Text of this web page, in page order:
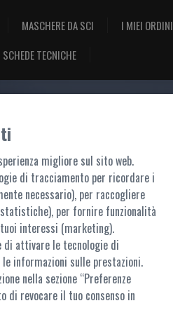
MASCHERE DA SCI
I MIEI ORDINI
SCHEDE TECNICHE
L'accesso è possibile tramiteMyZEISS
migliore sul sito web.
di tracciamento per ricordare i
necessario), per raccogliere
per fornire funzionalità
interessi (marketing).
di attivare le tecnologie di
informazioni sulle prestazioni.
nella sezione “Preferenze
di revocare il tuo consenso in